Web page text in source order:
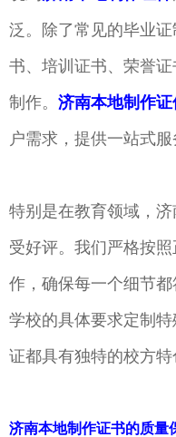
泛。除了常见的毕业
书、培训证书、荣誉
制作。 济南本地制作证
户需求，提供一站式服
特别是在教育领域，
受好评。我们严格按
作，确保每一个细节
学校的具体要求定制
证都具有独特的校方特
济南本地制作证书的质量